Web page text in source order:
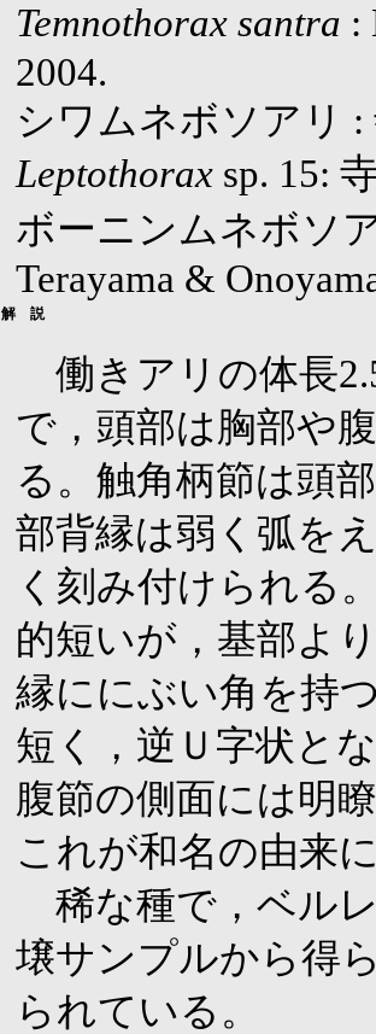
Temnothorax santra :
2004.
シワムネボソアリ :
Leptothorax sp. 15:
ボーニンムネボソ
Terayama &
解 説
働きアリの体長
で，頭部は胸部や
る。触角柄節は頭
部背縁は弱く弧を
く刻み付けられる
的短いが，基部よ
縁ににぶい角を持
短く，逆Ｕ字状と
腹節の側面には明
これが和名の由来
稀な種で，ベル
壌サンプルから得
られている。